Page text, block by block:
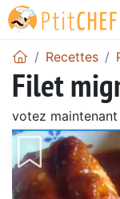
Recettes
Filet
votez maintenant